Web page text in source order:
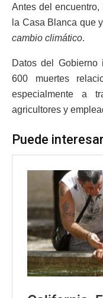
Antes del
la Casa Blanca que
cambio climático.
Datos del
600 muertes
especialmente a
agricultores y
Puede